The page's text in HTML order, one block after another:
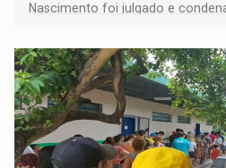
Nascimento foi julgado e